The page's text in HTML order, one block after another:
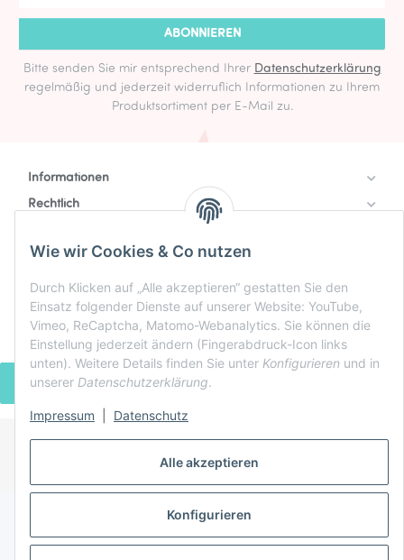
Alle akzeptieren
Konfigurieren
Wie wir Cookies & Co nutzen
Durch Klicken auf „Alle akzeptieren“ gestatten Sie den
Einsatz folgender Dienste auf unserer Website: YouTube,
Vimeo, ReCaptcha, Matomo-Webanalytics. Sie können die
Einstellung jederzeit ändern (Fingerabdruck-Icon links
unten). Weitere Details finden Sie unter Konfigurieren und in
unserer Datenschutzerklärung.
Impressum Datenschutz
ABONNIEREN
Bitte senden Sie mir entsprechend Ihrer Datenschutzerklärung
regelmäßig und jederzeit widerruflich Informationen zu Ihrem
Produktsortiment per E-Mail zu.
Informationen
Rechtlich
VERTRAG WIDERRUFEN
* Alle Preise inkl. gesetzlicher USt., zzgl.